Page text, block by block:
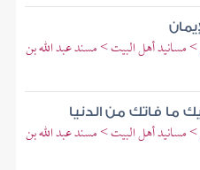
مسانيد أهل البيت > مسند عبد الله بن
ما فاتك من الدنيا
مسانيد أهل البيت > مسند عبد الله بن